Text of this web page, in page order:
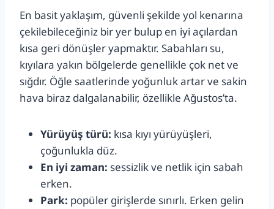
En basit yaklaşım, güvenli şekilde yol kenarına
çekilebileceğiniz bir yer bulup en iyi açılardan
kısa geri dönüşler yapmaktır. Sabahları su,
kıyılara yakın bölgelerde genellikle çok net ve
sığdır. Öğle saatlerinde yoğunluk artar ve sakin
hava biraz dalgalanabilir, özellikle Ağustos’ta.
Yürüyüş türü: kısa kıyı yürüyüşleri,
çoğunlukla düz.
En iyi zaman: sessizlik ve netlik için sabah
erken.
Park: popüler girişlerde sınırlı. Erken gelin